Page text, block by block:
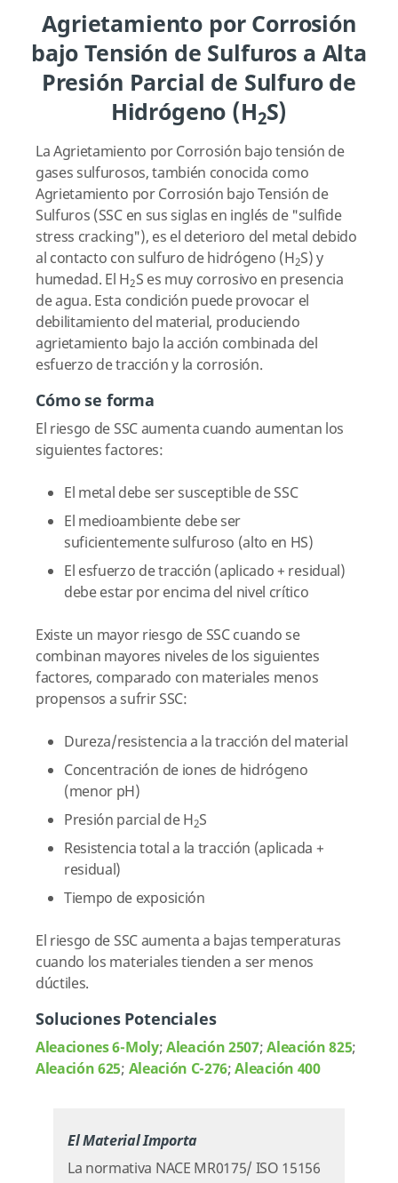
Agrietamiento por Corrosión
bajo Tensión de Sulfuros a Alta
Presión Parcial de Sulfuro de
Hidrógeno (H2S)
La Agrietamiento por Corrosión bajo tensión de
gases sulfurosos, también conocida como
Agrietamiento por Corrosión bajo Tensión de
Sulfuros (SSC en sus siglas en inglés de "sulfide
stress cracking"), es el deterioro del metal debido
al contacto con sulfuro de hidrógeno (H2S) y
humedad. El H2S es muy corrosivo en presencia
de agua. Esta condición puede provocar el
debilitamiento del material, produciendo
agrietamiento bajo la acción combinada del
esfuerzo de tracción y la corrosión.
Cómo se forma
El riesgo de SSC aumenta cuando aumentan los
siguientes factores:
El metal debe ser susceptible de SSC
El medioambiente debe ser
suficientemente sulfuroso (alto en HS)
El esfuerzo de tracción (aplicado + residual)
debe estar por encima del nivel crítico
Existe un mayor riesgo de SSC cuando se
combinan mayores niveles de los siguientes
factores, comparado con materiales menos
propensos a sufrir SSC:
Dureza/resistencia a la tracción del material
Concentración de iones de hidrógeno
(menor pH)
Presión parcial de H2S
Resistencia total a la tracción (aplicada +
residual)
Tiempo de exposición
El riesgo de SSC aumenta a bajas temperaturas
cuando los materiales tienden a ser menos
dúctiles.
Soluciones Potenciales
Aleaciones 6-Moly;Aleación 2507;Aleación 825;
Aleación 625; Aleación C-276;Aleación 400
El Material Importa
La normativa NACE MR0175/ ISO 15156